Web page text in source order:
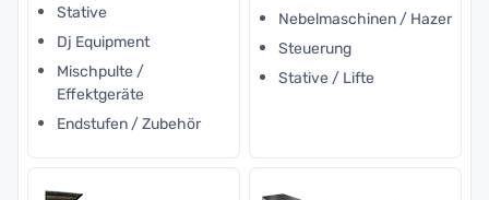
Stative
Dj Equipment
Mischpulte /
Effektgeräte
Endstufen / Zubehör
Nebelmaschinen / Hazer
Steuerung
Stative / Lifte